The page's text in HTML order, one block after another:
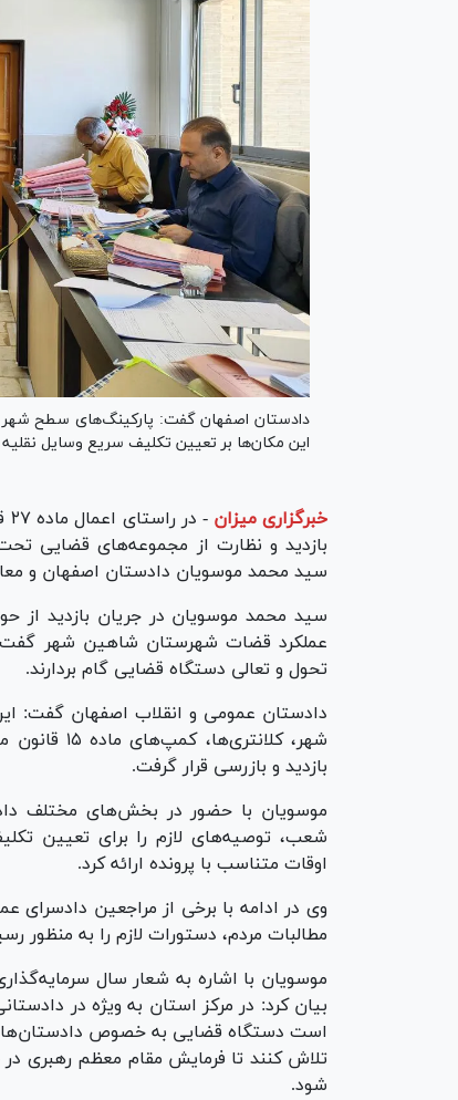
دادستان اصفهان گفت: پارکینگ‌های سطح
این مکان‌ها بر تعیین تکلیف سریع وسایل
خبرگزاری میزان -
بازدید و نظارت از مجموعه‌های قضایی
سید محمد موسویان دادستان اصفهان و
سید محمد موسویان در جریان بازدید‌
عملکرد قضات شهرستان شاهین شهر گفت:
تحول و تعالی دستگاه قضایی گام بردارند.
دادستان عمومی و انقلاب اصفهان گفت:
شهر،
بازدید و بازرسی قرار گرفت.
موسویان با حضور در بخش‌های مختلف
شعب، توصیه‌های لازم را برای تعیین
اوقات متناسب با پرونده ارائه کرد.
وی در ادامه با برخی از مراجعین
مطالبات مردم، دستورات لازم را به
موسویان با اشاره به شعار سال
بیان کرد: در مرکز استان به ویژه در
است دستگاه قضایی به خصوص دادستان‌ها
تلاش کنند تا فرمایش مقام معظم رهبری
شود.